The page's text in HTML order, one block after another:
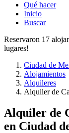
Qué hacer
Inicio
Buscar
Reservaron 17
lugares!
Ciudad de
Alojamientos
Alquileres
Alquiler de
Alquiler de
en Ciudad